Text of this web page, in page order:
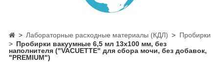
Лабораторные расходные материалы (КДЛ)
Пробирки
Пробирки вакуумные 6,5 мл 13х100 мм, без
наполнителя ("VACUETTE" для сбора мочи, без добавок,
"PREMIUM")